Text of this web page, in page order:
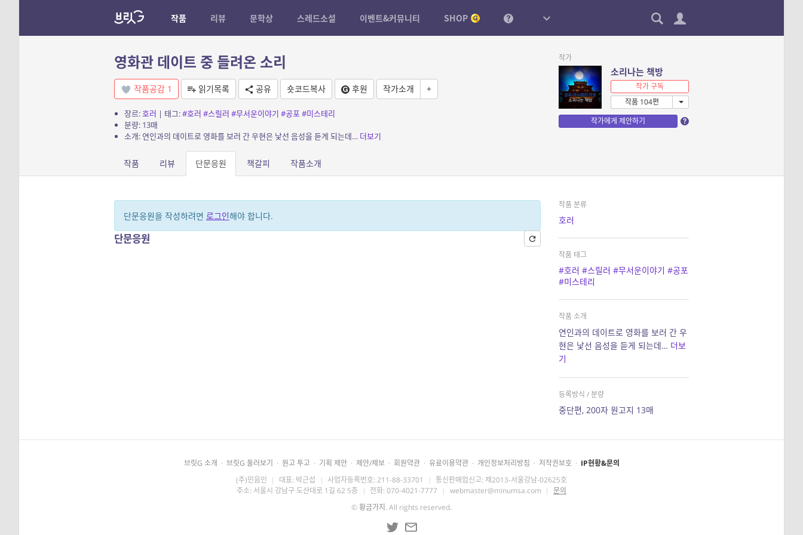
작품 리뷰 문학상 스레드소설 이벤트&커뮤니티 SHOP
영화관 데이트 중 들려온 소리
작품공감 1 읽기목록 공유 숏코드복사 후원 작가소개 +
장르:호러 | 태그:#호러 #스릴러 #무서운이야기 #공포#미스테리
분량: 13매
소개: 연인과의 데이트로 영화를 보러 간 우현은 낯선 음성을 듣게 되는데… 더보기
작가
소리나는 책방
작가 구독
작품 104편
작가에게 제안하기
작품 리뷰 단문응원 책갈피 작품소개
단문응원을 작성하려면 로그인해야 합니다.
단문응원
작품 분류
호러
작품 태그
#호러 #스릴러 #무서운이야기 #공포
#미스테리
작품 소개
연인과의 데이트로 영화를 보러 간 우
현은 낯선 음성을 듣게 되는데… 더보
기
등록방식 / 분량
중단편, 200자 원고지 13매
브릿G 소개 · 브릿G 둘러보기 · 원고 투고 · 기획 제안 · 제안/제보 · 회원약관 · 유료이용약관 · 개인정보처리방침 · 저작권보호 · IP현황&문의
(주)민음인 | 대표: 박근섭 | 사업자등록번호: 211-88-33701 | 통신판매업신고: 제2013-서울강남-02625호
주소: 서울시 강남구 도산대로 1길 62 5층 | 전화: 070-4021-7777 | webmaster@minumsa.com | 문의
©황금가지 . All rights reserved.